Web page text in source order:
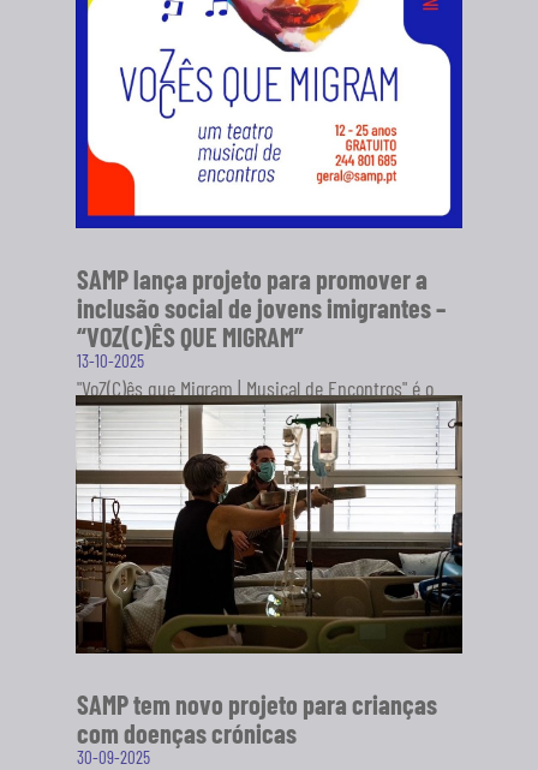
SAMP lança projeto para promover a
inclusão social de jovens imigrantes –
“VOZ(C)ÊS QUE MIGRAM”
13-10-2025
"VoZ(C)ês que Migram | Musical de Encontros" é o
novo projeto da Sociedade Artística Musical dos
Pousos (SAMP), em...
SABER MAIS
SAMP tem novo projeto para crianças
com doenças crónicas
30-09-2025